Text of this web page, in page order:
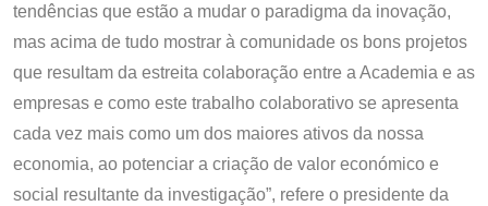
tendências que estão a mudar o paradigma da inovação,
mas acima de tudo mostrar à comunidade os bons projetos
que resultam da estreita colaboração entre a Academia e as
empresas e como este trabalho colaborativo se apresenta
cada vez mais como um dos maiores ativos da nossa
economia, ao potenciar a criação de valor económico e
social resultante da investigação”, refere o presidente da